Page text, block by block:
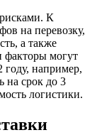
К
на перевозку,
а также
могут
году, например,
на срок до 3
логистики.